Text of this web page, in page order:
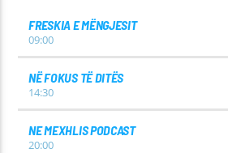
FRESKIA E MËNGJESIT
09:00
NË FOKUS TË DITËS
14:30
NE MEXHLIS PODCAST
20:00